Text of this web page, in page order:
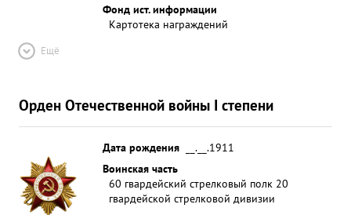
Фонд ист. информации
Картотека награждений
Ещё
Орден Отечественной войны I степени
Дата рождения
__.__.1911
Воинская часть
60 гвардейский стрелковый полк 20
гвардейской стрелковой дивизии